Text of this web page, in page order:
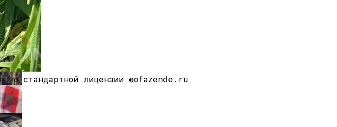
по стандартной лицензии ©ofazende.ru